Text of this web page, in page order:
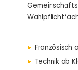
Französisch
Technik ab